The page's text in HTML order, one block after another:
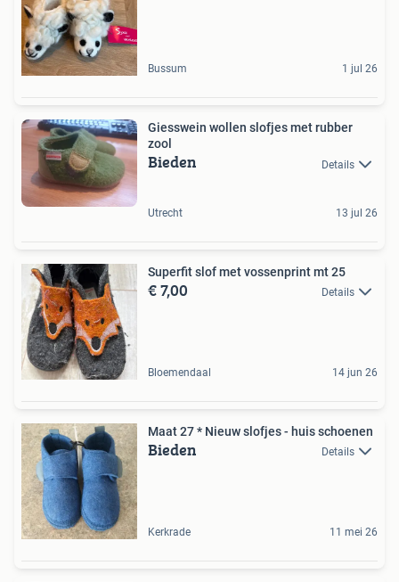
Bussum 1 jul 26
Giesswein wollen slofjes met rubber
zool
Bieden Details
Utrecht 13 jul 26
Superfit slof met vossenprint mt 25
€ 7,00 Details
Bloemendaal 14 jun 26
Maat 27 * Nieuw slofjes - huis schoenen
Bieden Details
Kerkrade 11 mei 26